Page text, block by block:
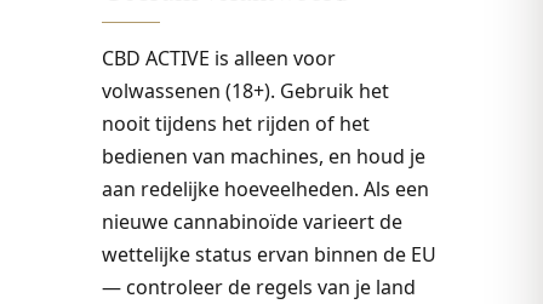
CBD ACTIVE is alleen voor
volwassenen (18+). Gebruik het
nooit tijdens het rijden of het
bedienen van machines, en houd je
aan redelijke hoeveelheden. Als een
nieuwe cannabinoïde varieert de
wettelijke status ervan binnen de EU
— controleer de regels van je land